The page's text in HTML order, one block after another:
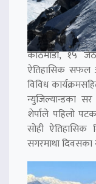
काठमाडौं, १५
ऐतिहासिक सफल
विविध
न्युजिल्यान्डका
शेर्पाले पहिलो
सोही
सगरमाथा दिवसका